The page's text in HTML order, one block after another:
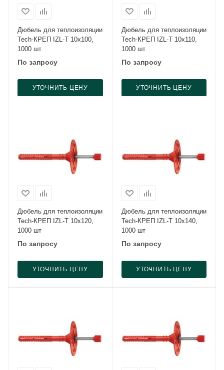
Дюбель для теплоизоляции
Tech-КРЕП IZL-T 10x100,
1000 шт
По запросу
УТОЧНИТЬ ЦЕНУ
Дюбель для теплоизоляции
Tech-КРЕП IZL-T 10x110,
1000 шт
По запросу
УТОЧНИТЬ ЦЕНУ
Дюбель для теплоизоляции
Tech-КРЕП IZL-T 10x120,
1000 шт
По запросу
УТОЧНИТЬ ЦЕНУ
Дюбель для теплоизоляции
Tech-КРЕП IZL-T 10x140,
1000 шт
По запросу
УТОЧНИТЬ ЦЕНУ